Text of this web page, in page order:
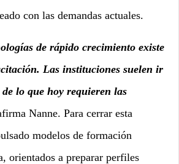
con las demandas actuales.
de rápido crecimiento existe
Las instituciones suelen ir
lo que hoy requieren las
Nanne. Para cerrar esta
modelos de formación
orientados a preparar perfiles